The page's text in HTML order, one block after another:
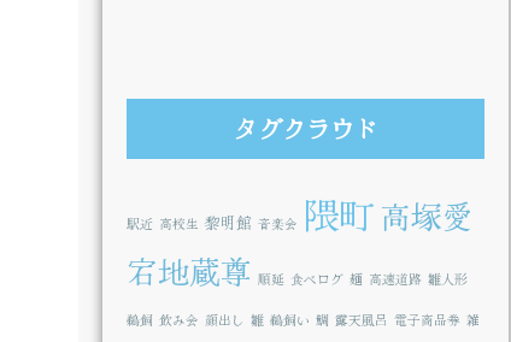
タグクラウド
駅近 高校生 黎明館 音楽会 隈町高塚愛
宕地蔵尊 順延 食べログ 麺 高速道路 雛人形
鵜飼 飲み会 顔出し 雛 鵜飼い 鯛 露天風呂 電子商品券 雑